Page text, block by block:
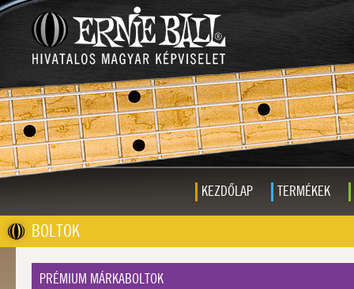
KEZDŐLAP TERMÉKEK
BOLTOK
PRÉMIUM MÁRKABOLTOK